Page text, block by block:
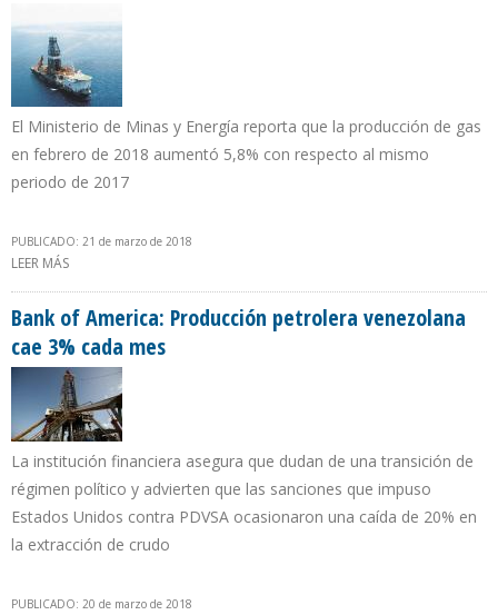
El Ministerio de Minas y Energía reporta que la producción de gas
en febrero de 2018 aumentó 5,8% con respecto al mismo
periodo de 2017
PUBLICADO: 21 de marzo de 2018
LEER MÁS
Bank of America: Producción petrolera venezolana
cae 3% cada mes
La institución financiera asegura que dudan de una transición de
régimen político y advierten que las sanciones que impuso
Estados Unidos contra PDVSA ocasionaron una caída de 20% en
la extracción de crudo
PUBLICADO: 20 de marzo de 2018